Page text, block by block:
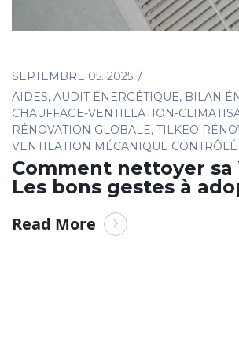
SEPTEMBRE 05. 2025
AIDES, AUDIT ÉNERGÉTIQUE, BILAN
CHAUFFAGE-VENTILLATION-
RÉNOVATION GLOBALE, TILKEO
VENTILATION MÉCANIQUE
Comment nettoyer sa
Les bons gestes à
Read More